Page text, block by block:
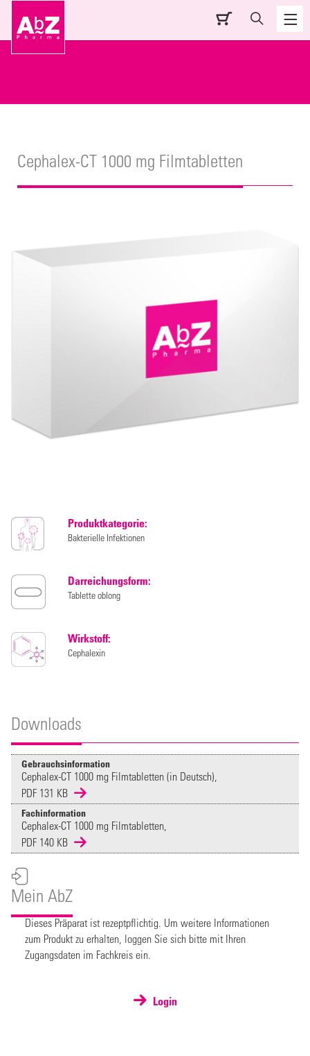
Cephalex-CT 1000 mg Filmtabletten
Produktkategorie:
Bakterielle Infektionen
Darreichungsform:
Tablette oblong
Wirkstoff:
Cephalexin
Downloads
Gebrauchsinformation
Cephalex-CT 1000 mg Filmtabletten (in Deutsch),
PDF 131 KB
Fachinformation
Cephalex-CT 1000 mg Filmtabletten,
PDF 140 KB
Mein AbZ
Dieses Präparat ist rezeptpflichtig. Um weitere Informationen
zum Produkt zu erhalten, loggen Sie sich bitte mit Ihren
Zugangsdaten im Fachkreis ein.
Login